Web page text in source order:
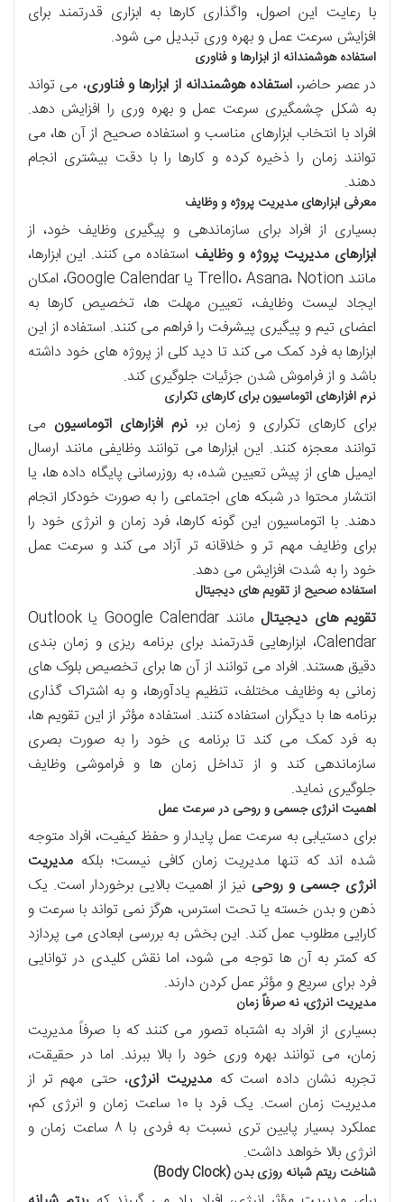
با رعایت این اصول، واگذاری کارها به ابزاری قدرتمند برای
افزایش سرعت عمل و بهره وری تبدیل می شود.
استفاده هوشمندانه از ابزارها و فناوری
در عصر حاضر، استفاده هوشمندانه از ابزارها و فناوری، می تواند
به شکل چشمگیری سرعت عمل و بهره وری را افزایش دهد.
افراد با انتخاب ابزارهای مناسب و استفاده صحیح از آن ها، می
توانند زمان را ذخیره کرده و کارها را با دقت بیشتری انجام
دهند.
معرفی ابزارهای مدیریت پروژه و وظایف
بسیاری از افراد برای سازماندهی و پیگیری وظایف خود، از
ابزارهای مدیریت پروژه و وظایف استفاده می کنند. این ابزارها،
مانند Trello، Asana، Notion یا Google Calendar، امکان
ایجاد لیست وظایف، تعیین مهلت ها، تخصیص کارها به
اعضای تیم و پیگیری پیشرفت را فراهم می کنند. استفاده از این
ابزارها به فرد کمک می کند تا دید کلی از پروژه های خود داشته
باشد و از فراموش شدن جزئیات جلوگیری کند.
نرم افزارهای اتوماسیون برای کارهای تکراری
برای کارهای تکراری و زمان بر، نرم افزارهای اتوماسیون می
توانند معجزه کنند. این ابزارها می توانند وظایفی مانند ارسال
ایمیل های از پیش تعیین شده، به روزرسانی پایگاه داده ها، یا
انتشار محتوا در شبکه های اجتماعی را به صورت خودکار انجام
دهند. با اتوماسیون این گونه کارها، فرد زمان و انرژی خود را
برای وظایف مهم تر و خلاقانه تر آزاد می کند و سرعت عمل
خود را به شدت افزایش می دهد.
استفاده صحیح از تقویم های دیجیتال
تقویم های دیجیتال
مانند Google Calendar یا Outlook
Calendar، ابزارهایی قدرتمند برای برنامه ریزی و زمان بندی
دقیق هستند. افراد می توانند از آن ها برای تخصیص بلوک های
زمانی به وظایف مختلف، تنظیم یادآورها، و به اشتراک گذاری
برنامه ها با دیگران استفاده کنند. استفاده مؤثر از این تقویم ها،
به فرد کمک می کند تا برنامه ی خود را به صورت بصری
سازماندهی کند و از تداخل زمان ها و فراموشی وظایف
جلوگیری نماید.
اهمیت انرژی جسمی و روحی در سرعت عمل
برای دستیابی به سرعت عمل پایدار و حفظ کیفیت، افراد متوجه
شده اند که تنها مدیریت زمان کافی نیست؛ بلکه مدیریت
انرژی جسمی و روحی نیز از اهمیت بالایی برخوردار است. یک
ذهن و بدن خسته یا تحت استرس، هرگز نمی تواند با سرعت و
کارایی مطلوب عمل کند. این بخش به بررسی ابعادی می پردازد
که کمتر به آن ها توجه می شود، اما نقش کلیدی در توانایی
فرد برای سریع و مؤثر عمل کردن دارند.
مدیریت انرژی، نه صرفاً زمان
بسیاری از افراد به اشتباه تصور می کنند که با صرفاً مدیریت
زمان، می توانند بهره وری خود را بالا ببرند. اما در حقیقت،
تجربه نشان داده است که مدیریت انرژی، حتی مهم تر از
مدیریت زمان است. یک فرد با ۱۰ ساعت زمان و انرژی کم،
عملکرد بسیار پایین تری نسبت به فردی با ۸ ساعت زمان و
انرژی بالا خواهد داشت.
شناخت ریتم شبانه روزی بدن (Body Clock)